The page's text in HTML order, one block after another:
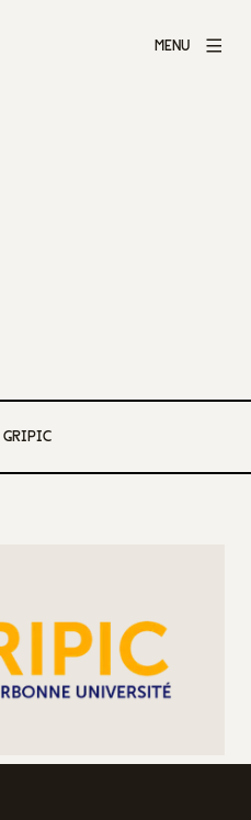
MENU
GRIPIC